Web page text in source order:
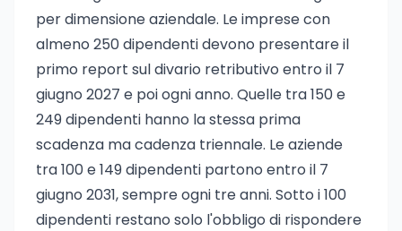
per dimensione aziendale. Le imprese con
almeno 250 dipendenti devono presentare il
primo report sul divario retributivo entro il 7
giugno 2027 e poi ogni anno. Quelle tra 150 e
249 dipendenti hanno la stessa prima
scadenza ma cadenza triennale. Le aziende
tra 100 e 149 dipendenti partono entro il 7
giugno 2031, sempre ogni tre anni. Sotto i 100
dipendenti restano solo l'obbligo di rispondere